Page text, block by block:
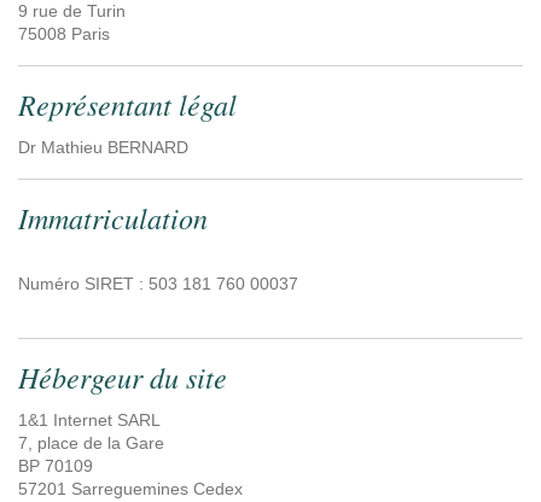
9 rue de Turin
75008 Paris
Représentant légal
Dr Mathieu BERNARD
Immatriculation
Numéro SIRET : 503 181 760 00037
Hébergeur du site
1&1 Internet SARL
7, place de la Gare
BP 70109
57201 Sarreguemines Cedex